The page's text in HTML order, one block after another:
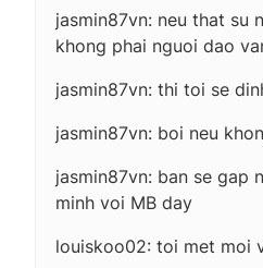
jasmin87vn: neu that su
khong phai nguoi dao
jasmin87vn: thi toi se
jasmin87vn: boi neu
jasmin87vn: ban se gap
minh voi MB day
louiskoo02: toi met moi